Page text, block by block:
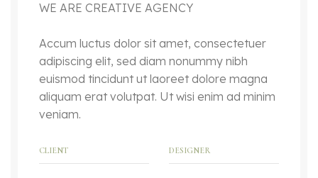
WE ARE CREATIVE AGENCY
Accum luctus dolor sit amet, consectetuer
adipiscing elit, sed diam nonummy nibh
euismod tincidunt ut laoreet dolore magna
aliquam erat volutpat. Ut wisi enim ad minim
veniam.
CLIENT DESIGNER